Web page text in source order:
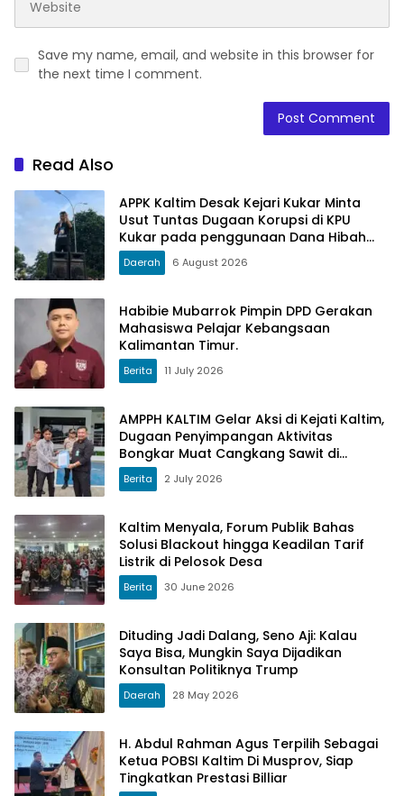
Save my name, email, and website in this browser for
the next time I comment.
Read Also
APPK Kaltim Desak Kejari Kukar Minta
Usut Tuntas Dugaan Korupsi di KPU
Kukar pada penggunaan Dana Hibah
PSU Kukar Tahun 2025
Daerah 6 August 2026
Habibie Mubarrok Pimpin DPD Gerakan
Mahasiswa Pelajar Kebangsaan
Kalimantan Timur.
Berita 11 July 2026
AMPPH KALTIM Gelar Aksi di Kejati Kaltim,
Dugaan Penyimpangan Aktivitas
Bongkar Muat Cangkang Sawit di
Logpond Tubaan
Berita 2 July 2026
Kaltim Menyala, Forum Publik Bahas
Solusi Blackout hingga Keadilan Tarif
Listrik di Pelosok Desa
Berita 30 June 2026
Dituding Jadi Dalang, Seno Aji: Kalau
Saya Bisa, Mungkin Saya Dijadikan
Konsultan Politiknya Trump
Daerah 28 May 2026
H. Abdul Rahman Agus Terpilih Sebagai
Ketua POBSI Kaltim Di Musprov, Siap
Tingkatkan Prestasi Billiar